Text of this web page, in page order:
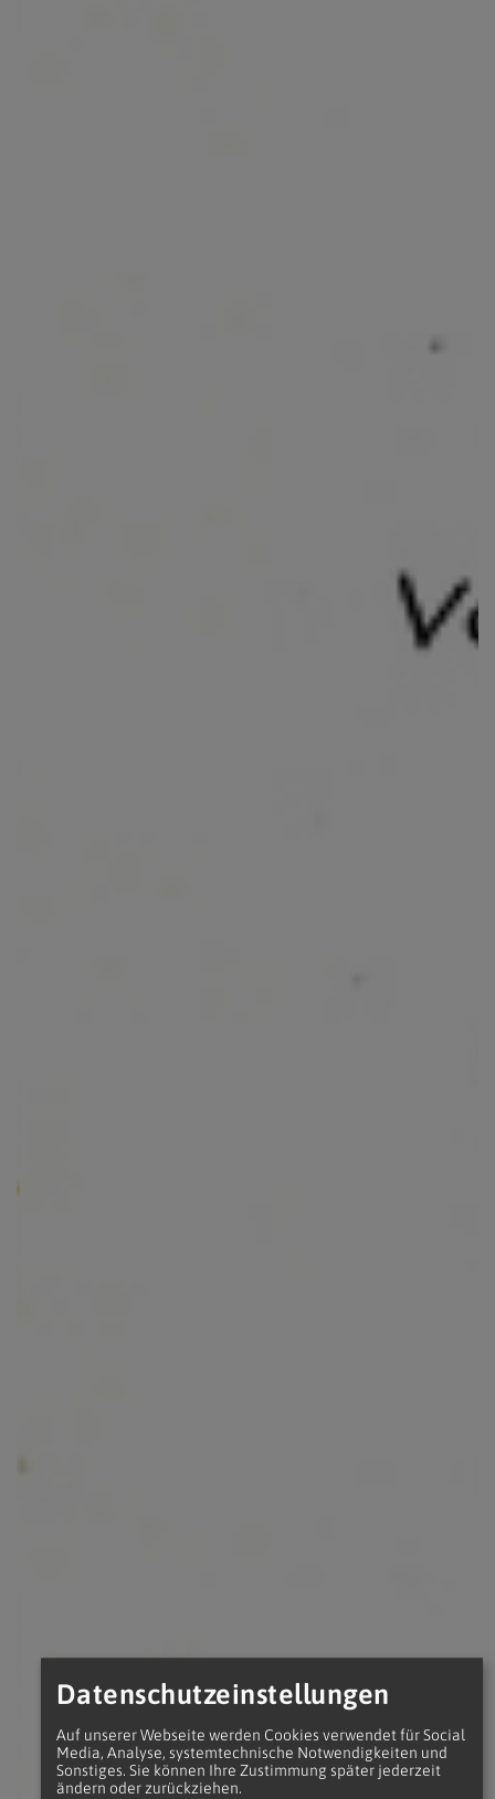
Datenschutzeinstellungen
Auf unserer Webseite werden Cookies verwendet für Social
Media, Analyse, systemtechnische Notwendigkeiten und
Sonstiges. Sie können Ihre Zustimmung später jederzeit
ändern oder zurückziehen.